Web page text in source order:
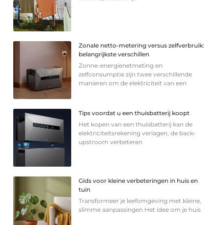
Zonale netto-metering versus zelfverbruik:
belangrijkste verschillen
Zonne-energienetmeting en
zelfconsumptie zijn twee verschillende
manieren om de elektriciteit van een
Tips voordat u een thuisbatterij koopt
Het kopen van een thuisbatterij kan de
elektriciteitsrekening verlagen, de back-
upstroom verbeteren
Gids voor kleine verbeteringen in huis en
tuin
Transformeer je leefomgeving met kleine,
slimme aanpassingen Het idee om je huis